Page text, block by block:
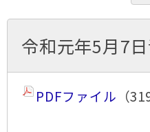
令和元年5月7
PDFファイル （